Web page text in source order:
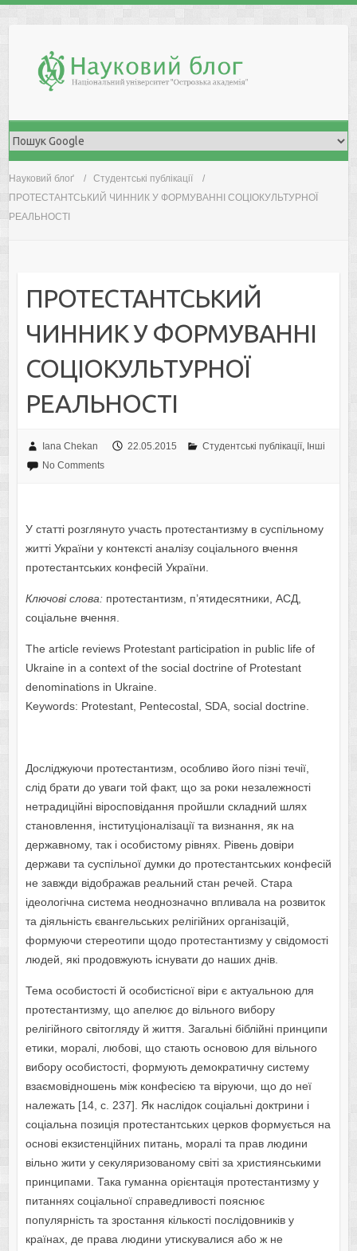
Науковий блоґ
Студентські публікації
ПРОТЕСТАНТСЬКИЙ ЧИННИК У ФОРМУВАННІ СОЦІОКУЛЬТУРНОЇ
РЕАЛЬНОСТІ
ПРОТЕСТАНТСЬКИЙ
ЧИННИК У ФОРМУВАННІ
СОЦІОКУЛЬТУРНОЇ
РЕАЛЬНОСТІ
Iana Chekan 22.05.2015 Студентські публікації, Інші
No Comments
У статті розглянуто участь протестантизму в суспільному
житті України у контексті аналізу соціального вчення
протестантських конфесій України.
Ключові слова:протестантизм, п’ятидесятники, АСД,
соціальне вчення.
The article reviews Protestant participation in public life of
Ukraine in a context of the social doctrine of Protestant
denominations in Ukraine.
Keywords: Protestant, Pentecostal, SDA, social doctrine.
Досліджуючи протестантизм, особливо його пізні течії,
слід брати до уваги той факт, що за роки незалежності
нетрадиційні віросповідання пройшли складний шлях
становлення, інституціоналізації та визнання, як на
державному, так і особистому рівнях. Рівень довіри
держави та суспільної думки до протестантських конфесій
не завжди відображав реальний стан речей. Стара
ідеологічна система неоднозначно впливала на розвиток
та діяльність євангельських релігійних організацій,
формуючи стереотипи щодо протестантизму у свідомості
людей, які продовжують існувати до наших днів.
Тема особистості й особистісної віри є актуальною для
протестантизму, що апелює до вільного вибору
релігійного світогляду й життя. Загальні біблійні принципи
етики, моралі, любові, що стають основою для вільного
вибору особистості, формують демократичну систему
взаємовідношень між конфесією та віруючи, що до неї
належать [14, с. 237]. Як наслідок соціальні доктрини і
соціальна позиція протестантських церков формується на
основі екзистенційних питань, моралі та прав людини
вільно жити у секуляризованому світі за християнськими
принципами. Така гуманна орієнтація протестантизму у
питаннях соціальної справедливості пояснює
популярність та зростання кількості послідовників у
країнах, де права людини утискувалися або ж не